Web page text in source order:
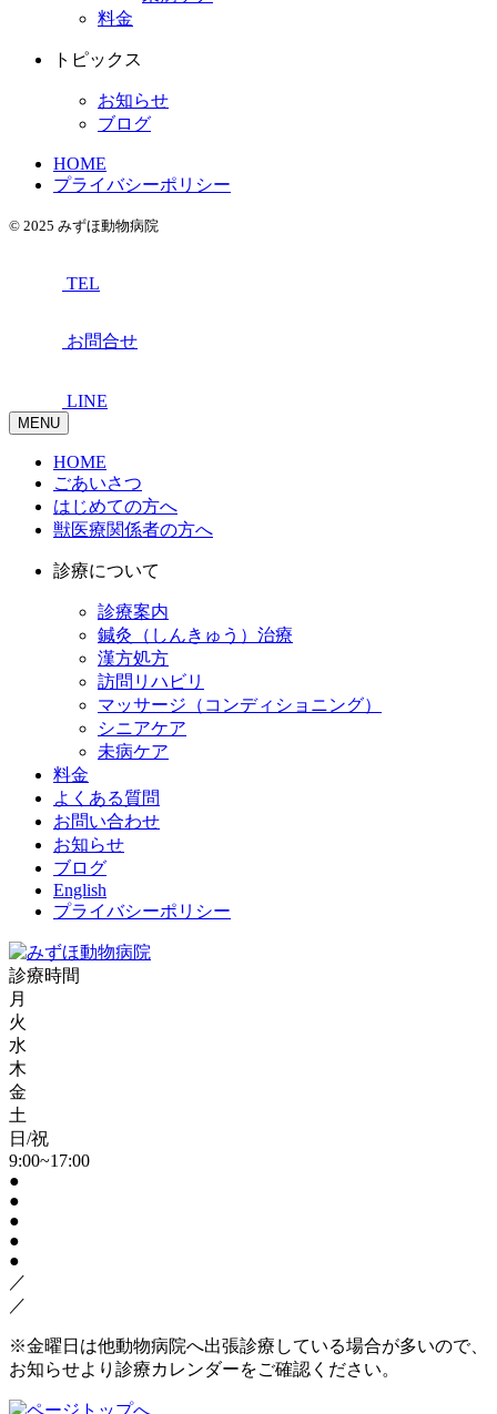
料金
トピックス
お知らせ
ブログ
HOME
プライバシーポリシー
© 2025 みずほ動物病院
TEL
お問合せ
LINE
MENU
HOME
ごあいさつ
はじめての方へ
獣医療関係者の方へ
診療について
診療案内
鍼灸（しんきゅう）治療
漢方処方
訪問リハビリ
マッサージ（コンディショニング）
シニアケア
未病ケア
料金
よくある質問
お問い合わせ
お知らせ
ブログ
English
プライバシーポリシー
診療時間
月
火
水
木
金
土
日/祝
9:00~17:00
●
●
●
●
●
／
／
※金曜日は他動物病院へ出張診療している場合が多いので、
お知らせより診療カレンダーをご確認ください。